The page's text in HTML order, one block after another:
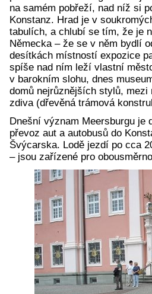
na samém pobřeží, nad níž si
Konstanz. Hrad je v
tabulích, a chlubí se tím, že je
Německa – že se v něm bydlí
desítkách místností expozice
spíše nad ním leží vlastní
v barokním slohu, dnes
domů nejrůznějších stylů,
zdiva (dřevěná trámová
Dnešní význam Meersburgu je
převoz aut a autobusů do
Švýcarska. Lodě jezdí po cca
– jsou zařízené pro